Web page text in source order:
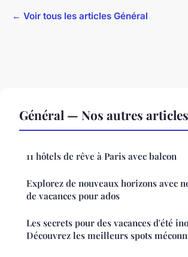
← Voir tous les articles Général
Général — Nos autres articles
11 hôtels de rêve à Paris avec balcon
Explorez de nouveaux horizons avec
de vacances pour ados
Les secrets pour des vacances d'été
Découvrez les meilleurs spots